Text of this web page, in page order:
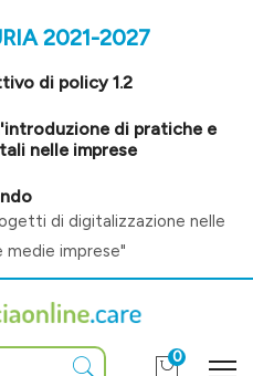
2021-2027
di policy 1.2
di pratiche e
nelle imprese
di digitalizzazione nelle
medie imprese"
0